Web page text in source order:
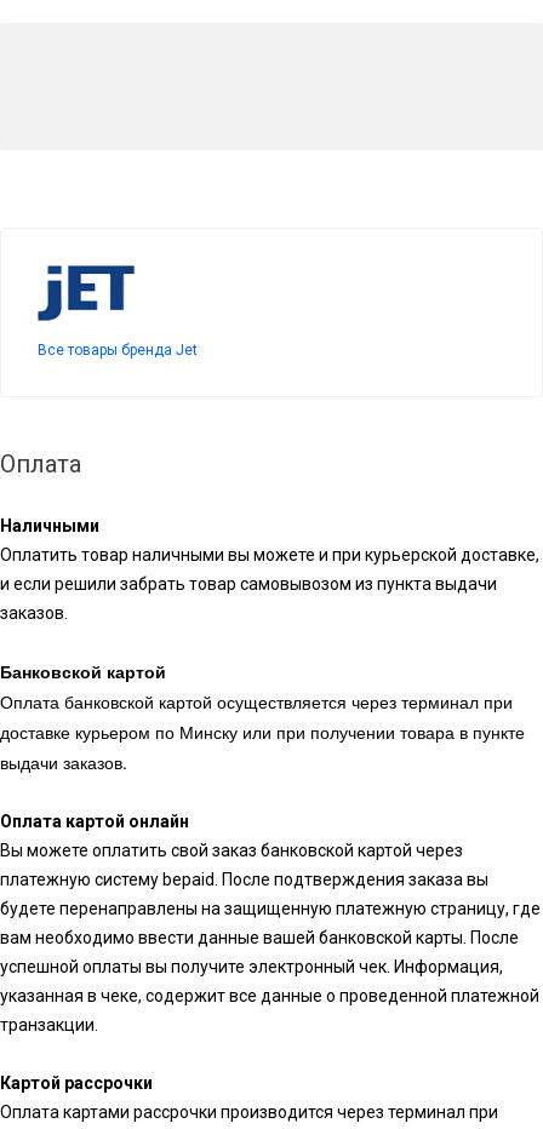
Все товары бренда Jet
Оплата
Наличными
Оплатить товар наличными вы можете и при курьерской доставке,
и если решили забрать товар самовывозом из пункта выдачи
заказов.
Банковской картой
Оплата банковской картой осуществляется через терминал при
доставке курьером по Минску или при получении товара в пункте
выдачи заказов.
Оплата картой онлайн
Вы можете оплатить свой заказ банковской картой через
платежную систему bepaid. После подтверждения заказа вы
будете перенаправлены на защищенную платежную страницу, где
вам необходимо ввести данные вашей банковской карты. После
успешной оплаты вы получите электронный чек. Информация,
указанная в чеке, содержит все данные о проведенной платежной
транзакции.
Картой рассрочки
Оплата картами рассрочки производится через терминал при